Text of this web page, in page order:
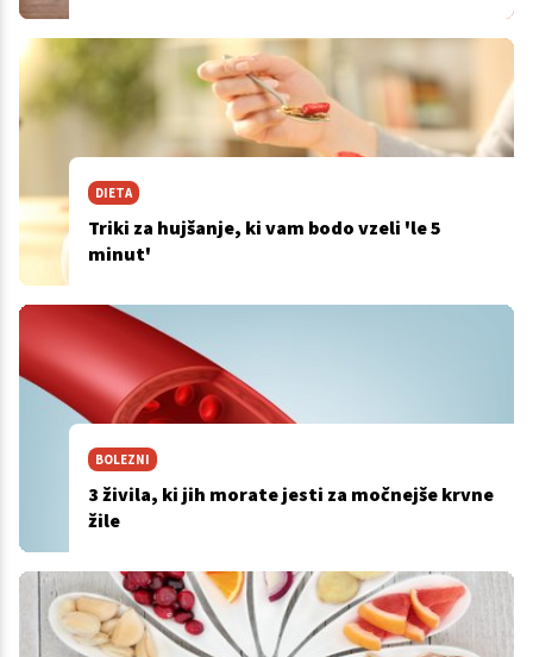
DIETA
Triki za hujšanje, ki vam bodo vzeli 'le 5
minut'
BOLEZNI
3 živila, ki jih morate jesti za močnejše krvne
žile